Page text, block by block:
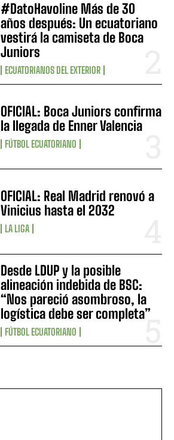
#DatoHavoline Más de 30
años después: Un ecuatoriano
vestirá la camiseta de Boca
Juniors
ECUATORIANOS DEL EXTERIOR
OFICIAL: Boca Juniors confirma
la llegada de Enner Valencia
FÚTBOL ECUATORIANO
OFICIAL: Real Madrid renovó a
Vinicius hasta el 2032
LA LIGA
Desde LDUP y la posible
alineación indebida de BSC:
“Nos pareció asombroso, la
logística debe ser completa”
FÚTBOL ECUATORIANO